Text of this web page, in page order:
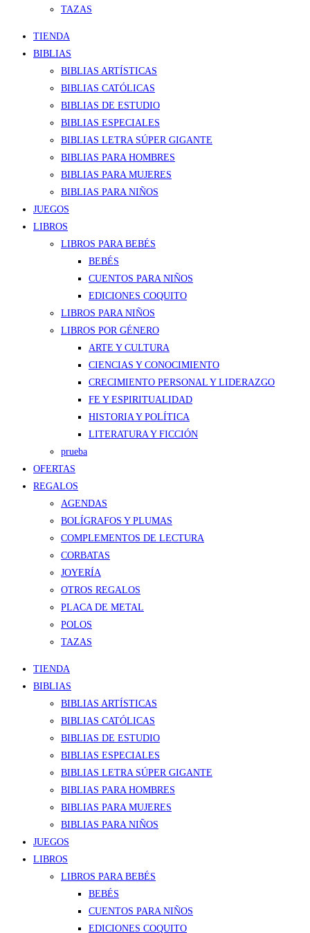
TAZAS
TIENDA
BIBLIAS
BIBLIAS ARTÍSTICAS
BIBLIAS CATÓLICAS
BIBLIAS DE ESTUDIO
BIBLIAS ESPECIALES
BIBLIAS LETRA SÚPER GIGANTE
BIBLIAS PARA HOMBRES
BIBLIAS PARA MUJERES
BIBLIAS PARA NIÑOS
JUEGOS
LIBROS
LIBROS PARA BEBÉS
BEBÉS
CUENTOS PARA NIÑOS
EDICIONES COQUITO
LIBROS PARA NIÑOS
LIBROS POR GÉNERO
ARTE Y CULTURA
CIENCIAS Y CONOCIMIENTO
CRECIMIENTO PERSONAL Y LIDERAZGO
FE Y ESPIRITUALIDAD
HISTORIA Y POLÍTICA
LITERATURA Y FICCIÓN
prueba
OFERTAS
REGALOS
AGENDAS
BOLÍGRAFOS Y PLUMAS
COMPLEMENTOS DE LECTURA
CORBATAS
JOYERÍA
OTROS REGALOS
PLACA DE METAL
POLOS
TAZAS
TIENDA
BIBLIAS
BIBLIAS ARTÍSTICAS
BIBLIAS CATÓLICAS
BIBLIAS DE ESTUDIO
BIBLIAS ESPECIALES
BIBLIAS LETRA SÚPER GIGANTE
BIBLIAS PARA HOMBRES
BIBLIAS PARA MUJERES
BIBLIAS PARA NIÑOS
JUEGOS
LIBROS
LIBROS PARA BEBÉS
BEBÉS
CUENTOS PARA NIÑOS
EDICIONES COQUITO